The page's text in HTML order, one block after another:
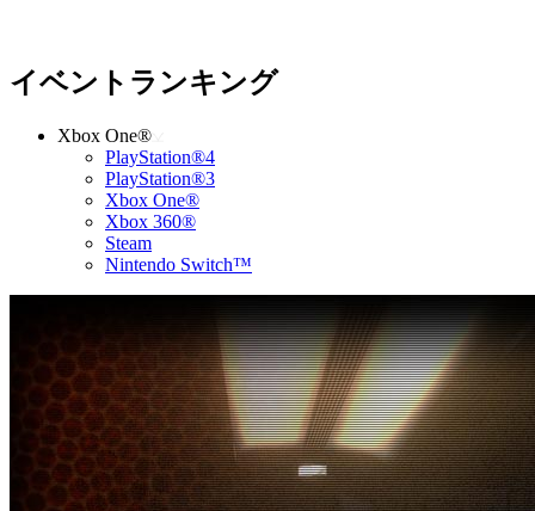
イベントランキング
Xbox One®
PlayStation®4
PlayStation®3
Xbox One®
Xbox 360®
Steam
Nintendo Switch™